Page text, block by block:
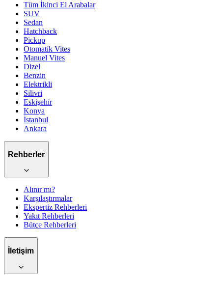
Tüm İkinci El Arabalar
SUV
Sedan
Hatchback
Pickup
Otomatik Vites
Manuel Vites
Dizel
Benzin
Elektrikli
Silivri
Eskişehir
Konya
İstanbul
Ankara
Rehberler
Alınır mı?
Karşılaştırmalar
Ekspertiz Rehberleri
Yakıt Rehberleri
Bütçe Rehberleri
İletişim